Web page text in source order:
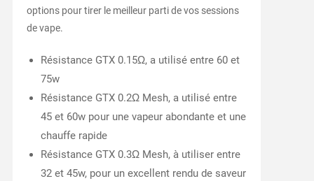
options pour tirer le meilleur parti de vos sessions
de vape.
Résistance GTX 0.15Ω, a utilisé entre 60 et
75w
Résistance GTX 0.2Ω Mesh, a utilisé entre
45 et 60w pour une vapeur abondante et une
chauffe rapide
Résistance GTX 0.3Ω Mesh, à utiliser entre
32 et 45w, pour un excellent rendu de saveur